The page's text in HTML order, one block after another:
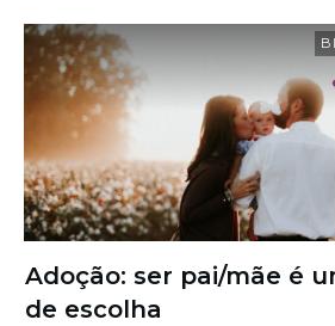
Adoção: ser pai/mãe é
de escolha